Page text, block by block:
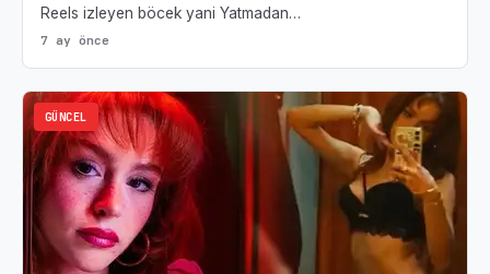
Reels izleyen böcek yani Yatmadan…
7 ay önce
GÜNCEL